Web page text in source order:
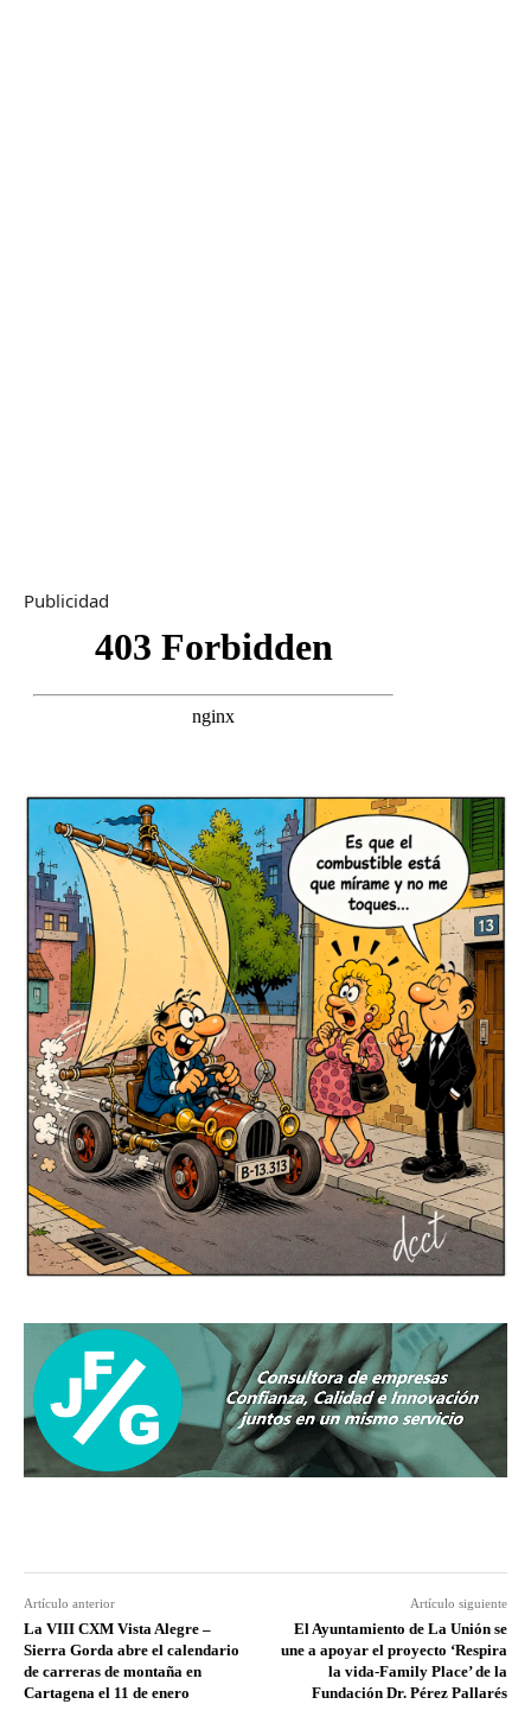
Publicidad
Artículo anterior
La VIII CXM Vista Alegre –
Sierra Gorda abre el calendario
de carreras de montaña en
Cartagena el 11 de enero
Artículo siguiente
El Ayuntamiento de La Unión se
une a apoyar el proyecto ‘Respira
la vida-Family Place’ de la
Fundación Dr. Pérez Pallarés